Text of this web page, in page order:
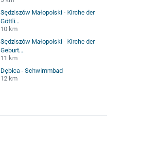
Sędziszów Małopolski - Kirche der
Göttli...
10 km
Sędziszów Małopolski - Kirche der
Geburt...
11 km
Dębica - Schwimmbad
12 km